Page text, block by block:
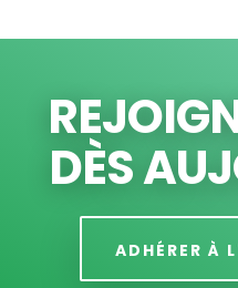
DÈS
ADHÉRER À